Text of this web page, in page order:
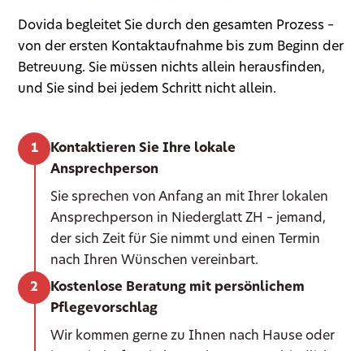
Dovida begleitet Sie durch den gesamten Prozess –
von der ersten Kontaktaufnahme bis zum Beginn der
Betreuung. Sie müssen nichts allein herausfinden,
und Sie sind bei jedem Schritt nicht allein.
Kontaktieren Sie Ihre lokale
Ansprechperson
Sie sprechen von Anfang an mit Ihrer lokalen
Ansprechperson in Niederglatt ZH – jemand,
der sich Zeit für Sie nimmt und einen Termin
nach Ihren Wünschen vereinbart.
Kostenlose Beratung mit persönlichem
Pflegevorschlag
Wir kommen gerne zu Ihnen nach Hause oder